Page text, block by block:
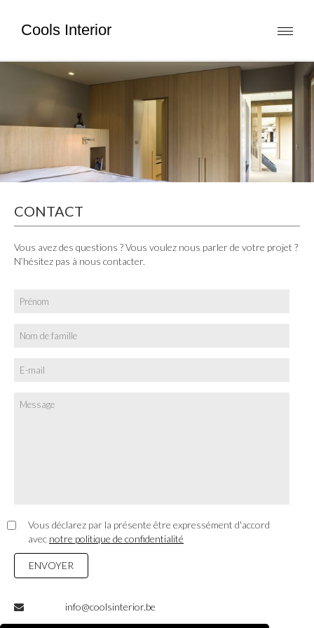
Toggle
Cools Interior
CONTACT
Vous avez des questions ? Vous voulez nous parler de votre projet ?
N’hésitez pas à nous contacter.
Vous déclarez par la présente être expressément d'accord
avec notre politique de confidentialité
ENVOYER
info@coolsinterior.be